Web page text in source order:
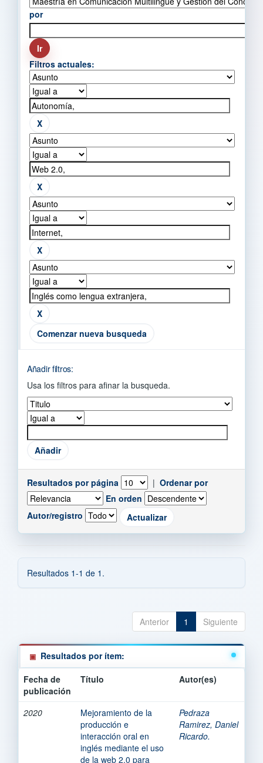
por
Filtros actuales:
Comenzar nueva busqueda
Añadir filtros:
Usa los filtros para afinar la busqueda.
Resultados por página | Ordenar por
En orden
Autor/registro
Resultados 1-1 de 1.
Anterior 1 Siguiente
Resultados por ítem:
Fecha de
publicación
Título Autor(es)
2020
Mejoramiento de la
producción e
interacción oral en
inglés mediante el uso
de la web 2.0 para
Pedraza
Ramirez, Daniel
Ricardo.